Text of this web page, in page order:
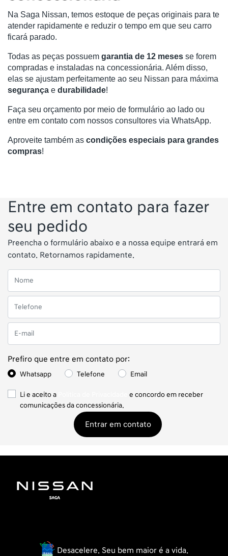
Na Saga Nissan, temos estoque de peças originais para te
atender rapidamente e reduzir o tempo em que seu carro
ficará parado.
Todas as peças possuem garantia de 12 meses se forem
compradas e instaladas na concessionária. Além disso,
segurança e durabilidade!
Faça seu orçamento por meio de formulário ao lado ou
entre em contato com nossos consultores via WhatsApp.
Aproveite também as condições especiais para grandes
compras!
Entre em contato para fazer
seu pedido
Preencha o formulário abaixo e a nossa equipe entrará em
contato. Retornamos rapidamente.
Prefiro que entre em contato por:
Whatsapp Telefone Email
Li e aceito a
e concordo em receber
comunicações da concessionária.
Entrar em contato
Desacelere. Seu bem maior é a vida.